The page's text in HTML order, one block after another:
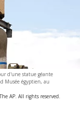
d'une statue géante
Musée égyptien, au
AP. All rights reserved.